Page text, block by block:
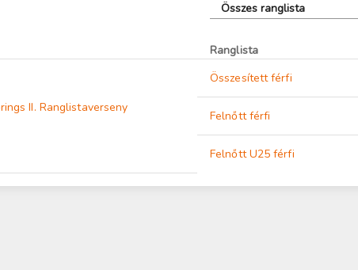
Összes ranglista
Ranglista
II. Ranglistaverseny
Összesített férfi
Felnőtt férfi
Felnőtt U25 férfi